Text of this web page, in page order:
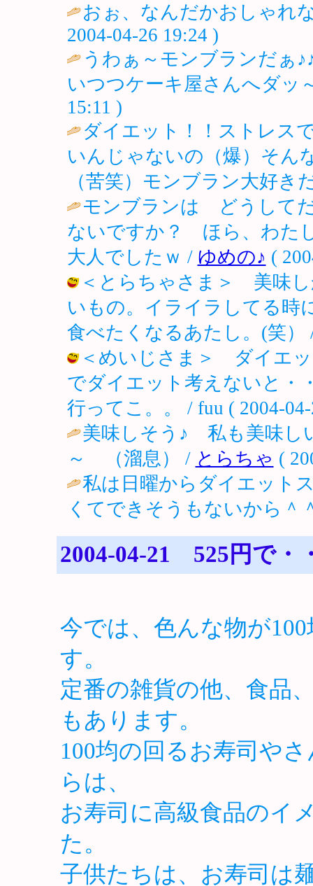
おぉ、なんだかおしゃれ
2004-04-26 19:24 )
うわぁ～モンブランだぁ
いつつケーキ屋さんへダッ
15:11 )
ダイエット！！ストレス
いんじゃないの（爆）そん
（苦笑）モンブラン大好き
モンブランは どうして
ないですか？ ほら、わた
大人でしたｗ / ゆめの♪ (
＜とらちゃさま＞ 美味
いもの。イライラしてる時
食べたくなるあたし。(笑）
＜めいじさま＞ ダイエッ
でダイエット考えないと・
行ってこ。。 / fuu ( 2004-
美味しそう♪ 私も美味し
～ （溜息） / とらちゃ (
私は日曜からダイエット
くてできそうもないから＾
2004-04-21 525円で・
今では、色んな物が
す。
定番の雑貨の他、食品
もあります。
100均の回るお寿司や
らは、
お寿司に高級食品の
た。
子供たちは、お寿司は